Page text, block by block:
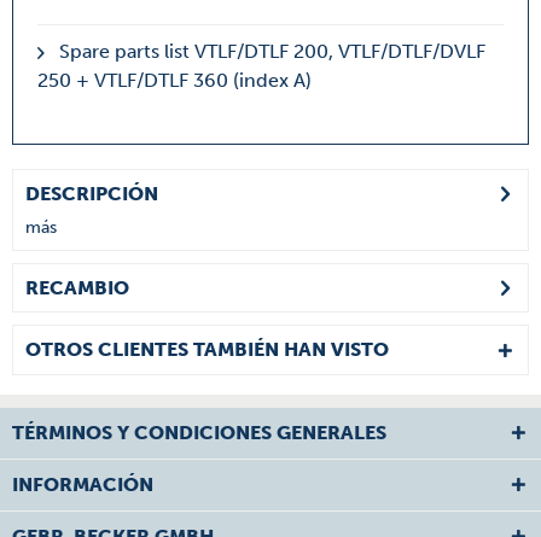
Spare parts list VTLF/DTLF 200, VTLF/DTLF/DVLF
250 + VTLF/DTLF 360 (index A)
DESCRIPCIÓN
más
RECAMBIO
OTROS CLIENTES TAMBIÉN HAN VISTO
TÉRMINOS Y CONDICIONES GENERALES
INFORMACIÓN